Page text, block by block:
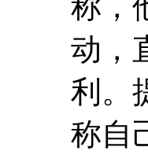
动，
利。
称自